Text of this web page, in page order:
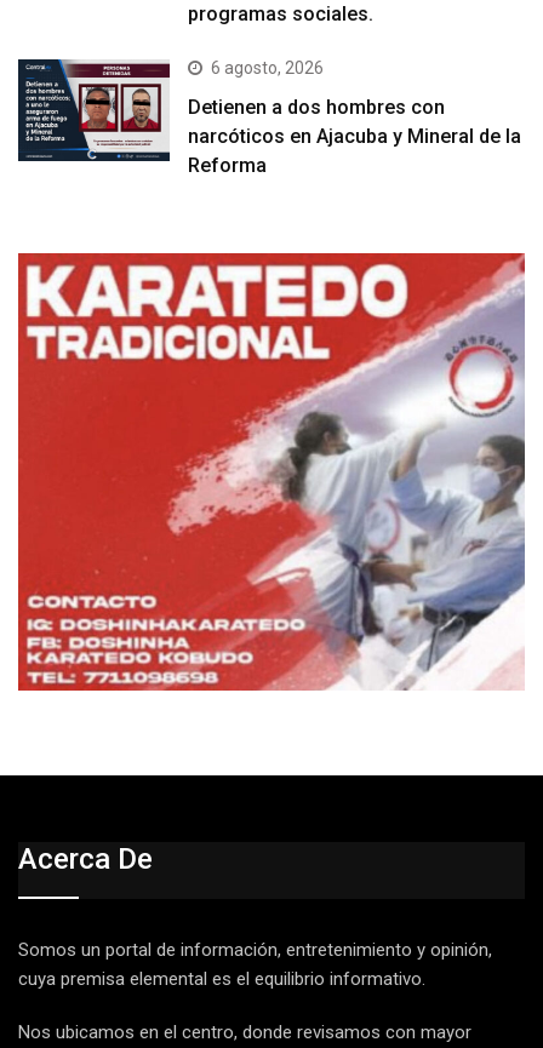
programas sociales.
6 agosto, 2026
Detienen a dos hombres con
narcóticos en Ajacuba y Mineral de la
Reforma
Acerca De
Somos un portal de información, entretenimiento y opinión,
cuya premisa elemental es el equilibrio informativo.
Nos ubicamos en el centro, donde revisamos con mayor